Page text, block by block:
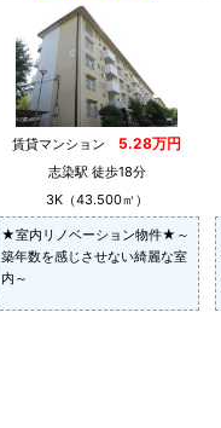
賃貸マンション 5.28万円
志染駅 徒歩18分
3K（43.500㎡）
★室内リノベーション物件★～
築年数を感じさせない綺麗な室
内～